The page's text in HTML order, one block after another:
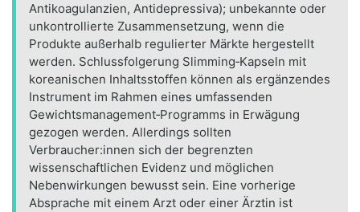
Antikoagulanzien, Antidepressiva); unbekannte oder
unkontrollierte Zusammensetzung, wenn die
Produkte außerhalb regulierter Märkte hergestellt
werden. Schlussfolgerung Slimming‑Kapseln mit
koreanischen Inhaltsstoffen können als ergänzendes
Instrument im Rahmen eines umfassenden
Gewichtsmanagement‑Programms in Erwägung
gezogen werden. Allerdings sollten
Verbraucher:innen sich der begrenzten
wissenschaftlichen Evidenz und möglichen
Nebenwirkungen bewusst sein. Eine vorherige
Absprache mit einem Arzt oder einer Ärztin ist